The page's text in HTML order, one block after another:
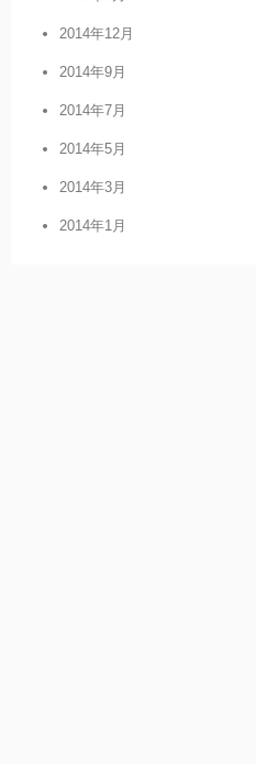
2014年12月
2014年9月
2014年7月
2014年5月
2014年3月
2014年1月